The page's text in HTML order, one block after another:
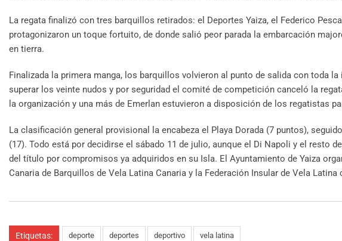
La regata finalizó con tres barquillos retirados: el Deportes Yaiza, el Federico
protagonizaron un toque fortuito, de donde salió peor parada la embarcación
en tierra.
Finalizada la primera manga, los barquillos volvieron al punto de salida con toda
superar los veinte nudos y por seguridad el comité de competición canceló la
la organización y una más de Emerlan estuvieron a disposición de los regatistas
La clasificación general provisional la encabeza el Playa Dorada (7 puntos),
(17). Todo está por decidirse el sábado 11 de julio, aunque el Di Napoli y el resto
del título por compromisos ya adquiridos en su Isla. El Ayuntamiento de Yaiza
Canaria de Barquillos de Vela Latina Canaria y la Federación Insular de Vela
Etiquetas: deporte deportes deportivo vela latina